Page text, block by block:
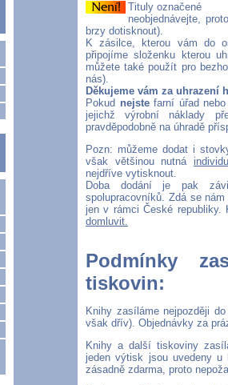
Tituly označené
neobjednávejte,
brzy dotisknout).
K zásilce, kterou vám do
připojíme složenku kterou
můžete také použít pro
nás).
Děkujeme vám za uhrazení
Pokud nejstefarní úřad nebo
jejichž výrobní náklady
pravděpodobně na úhradě
Pozn: můžeme dodat i
však většinou nutná
nejdříve vytisknout.
Doba dodání je pak
spolupracovníků. Zdá se
jen v rámci České
domluvit.
Podmínky
tiskovin:
Knihy zasíláme nejpozději
však dřív). Objednávky za
Knihy a další tiskoviny
jeden výtisk jsou uvedeny u
zásadně zdarma, proto